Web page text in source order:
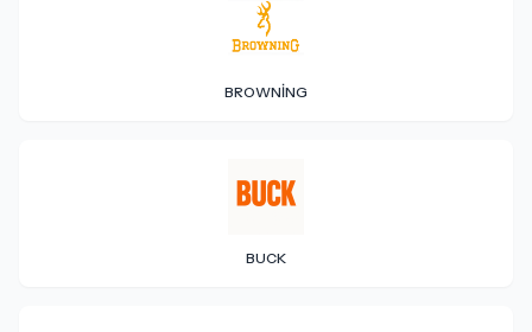
BROWNING
BUCK